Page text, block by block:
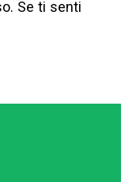
Se ti senti